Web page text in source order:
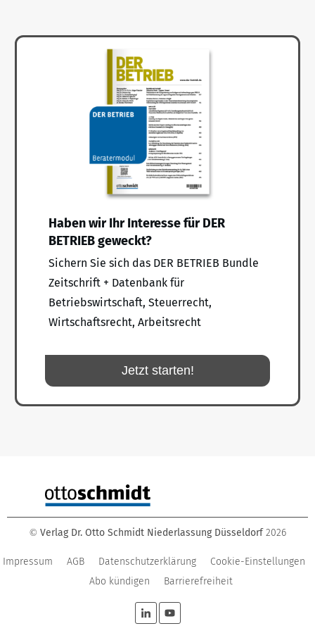
Haben wir Ihr Interesse für DER
BETRIEB geweckt?
Sichern Sie sich das DER BETRIEB Bundle
Zeitschrift + Datenbank für
Betriebswirtschaft, Steuerrecht,
Wirtschaftsrecht, Arbeitsrecht
Jetzt starten!
© Verlag Dr. Otto Schmidt Niederlassung Düsseldorf 2026
Impressum AGB Datenschutzerklärung
Cookie-Einstellungen
Abo kündigen
Barrierefreiheit